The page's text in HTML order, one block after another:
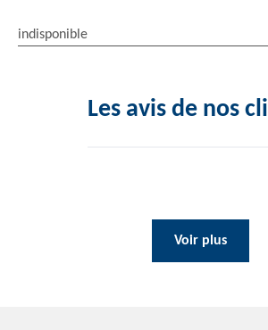
indisponible
Les avis de nos
Voir plus